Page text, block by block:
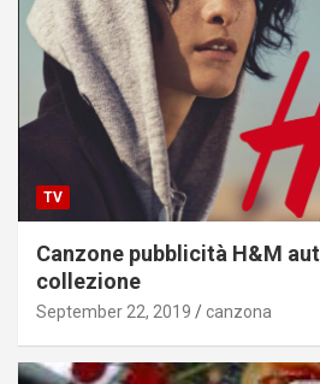
TV
Canzone pubblicità H&M
collezione
September 22, 2019 canzona